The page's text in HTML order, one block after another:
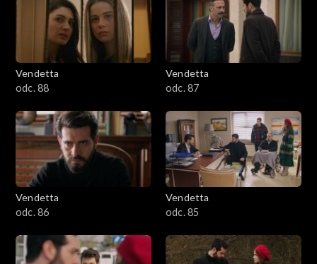
Vendetta
odc. 88
Vendetta
odc. 87
Vendetta
odc. 86
Vendetta
odc. 85